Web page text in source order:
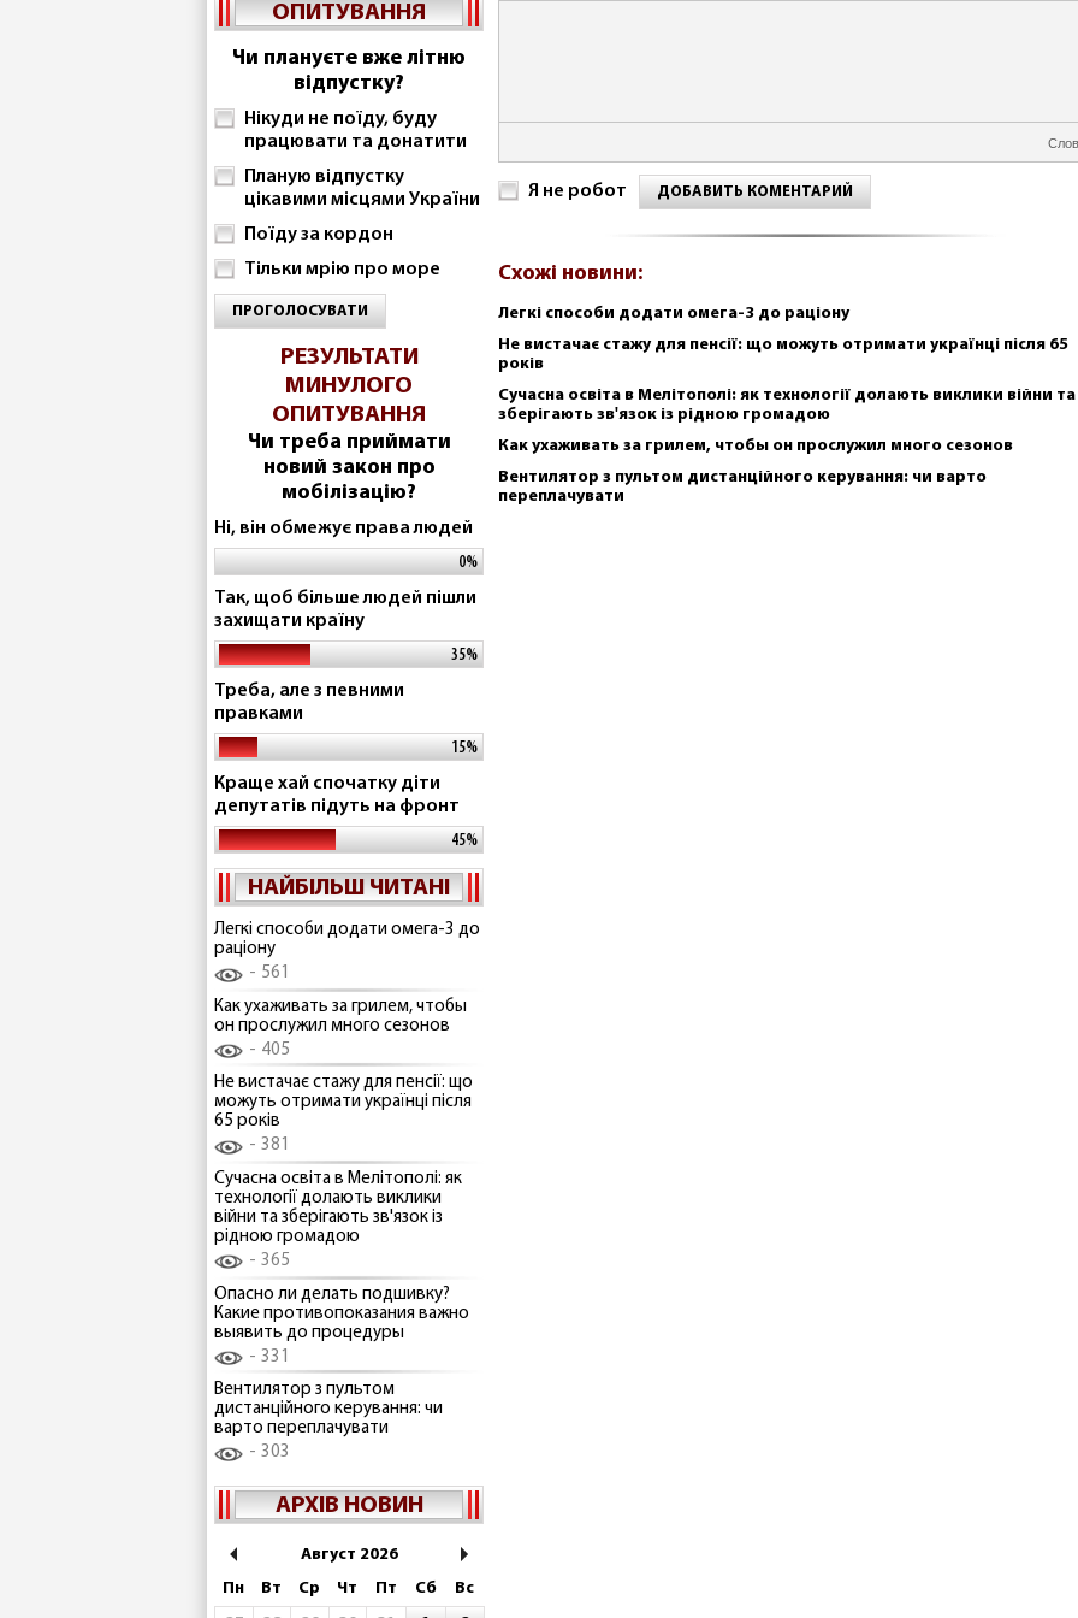
ОПИТУВАННЯ
Чи плануєте вже літню
відпустку?
Нікуди не поїду, буду
працювати та донатити
Планую відпустку
цікавими місцями України
Поїду за кордон
Тільки мрію про море
ПРОГОЛОСУВАТИ
РЕЗУЛЬТАТИ
МИНУЛОГО
ОПИТУВАННЯ
Чи треба приймати
новий закон про
мобілізацію?
Ні, він обмежує права людей
0%
Так, щоб більше людей пішли
захищати країну
35%
Треба, але з певними
правками
15%
Краще хай спочатку діти
депутатів підуть на фронт
45%
НАЙБІЛЬШ ЧИТАНІ
Легкі способи додати омега-3 до
раціону
561
Как ухаживать за грилем, чтобы
он прослужил много сезонов
405
Не вистачає стажу для пенсії: що
можуть отримати українці після
65 років
381
Сучасна освіта в Мелітополі: як
технології долають виклики
війни та зберігають зв'язок із
рідною громадою
365
Опасно ли делать подшивку?
Какие противопоказания важно
выявить до процедуры
331
Вентилятор з пультом
дистанційного керування: чи
варто переплачувати
303
АРХІВ НОВИН
Август 2026
Пн
Вт Ср Чт Пт Сб
Вс
Я не робот ДОБАВИТЬ КОМЕНТАРИЙ
Схожі новини:
Легкі способи додати омега-3 до раціону
Не вистачає стажу для пенсії: що можуть отримати українці після 65
років
Сучасна освіта в Мелітополі: як технології долають виклики війни та
зберігають зв'язок із рідною громадою
Как ухаживать за грилем, чтобы он прослужил много сезонов
Вентилятор з пультом дистанційного керування: чи варто
переплачувати